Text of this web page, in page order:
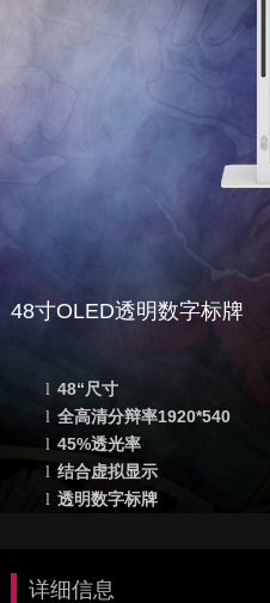
48寸OLED透明数字标牌
l 48“尺寸
l 全高清分辩率1920*540
l 45%透光率
l 结合虚拟显示
l 透明数字标牌
详细信息